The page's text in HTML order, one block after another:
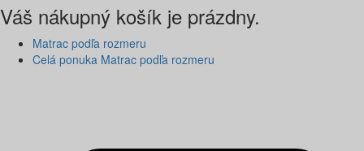
Váš nákupný košík je prázdny.
Matrac podľa rozmeru
Celá ponuka Matrac podľa rozmeru